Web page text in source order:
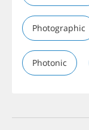
Photographic
Photonic